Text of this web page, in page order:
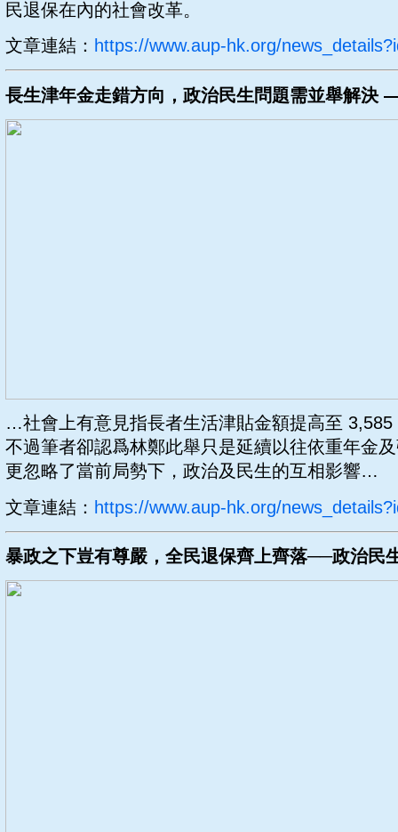
民退保在內的社會改革。
文章連結： https://www.aup-hk.org/
長生津年金走錯方向，政治民生問題需並舉解決
…社會上有意見指長者生活津貼金額提高至
不過筆者卻認爲林鄭此舉只是延續以往依重年金
更忽略了當前局勢下，政治及民生的互相影響…
文章連結： https://www.aup-hk.org/
暴政之下豈有尊嚴，全民退保齊上齊落──政治民